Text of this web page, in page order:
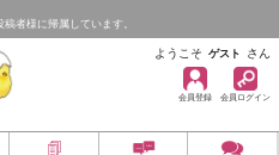
者様に帰属しています。
ようこそ ゲスト さん
会員登録 会員ログイン